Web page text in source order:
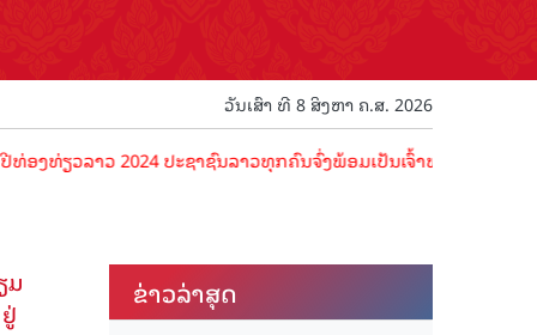
ວັນເສົາ ທີ 8 ສິງຫາ ຄ.ສ. 2026
ລາວ 2024 ປະຊາຊົນລາວທຸກຄົນຈົ່ງພ້ອມເປັນເຈົ້າພາບທີ່ດີ ຕ້ອນຮັບນັກ
ມ
ຂ່າວ​ລ່າ​ສຸດ